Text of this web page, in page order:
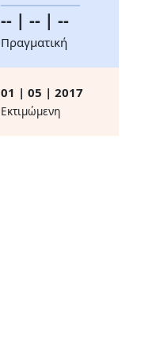
-- | -- | --
Πραγματική
01 | 05 | 2017
Eκτιμώμενη